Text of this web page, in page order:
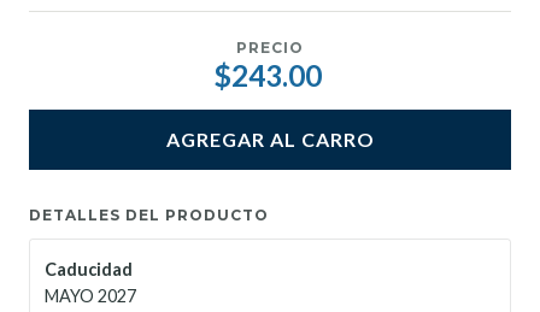
PRECIO
$243.00
AGREGAR AL CARRO
DETALLES DEL PRODUCTO
Caducidad
MAYO 2027